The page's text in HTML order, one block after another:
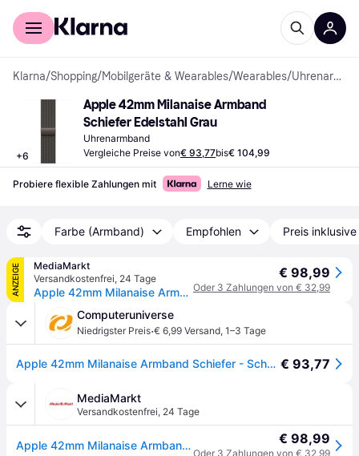
Für Shopper
Klarna/Shopping/Mobilgeräte & Wearables/Wearables/ Uhrenarmbänder
+6
Apple 42mm Milanaise Armband
Schiefer Edelstahl Grau
Uhrenarmband
Vergleiche Preise von€ 93,77bis€ 104,99
Probiere flexible Zahlungen mit Lerne wie
Farbe (Armband) Empfohlen Preis
ANZEIGE
MediaMarkt
Versandkostenfrei, 24 Tage
Apple 42mm Milanaise Armband Schiefer - Grau
€ 98,99
Oder 3 Zahlungen von € 32,99
Computeruniverse
Niedrigster Preis·€ 6,99 Versand, 1–3 Tage
Apple 42mm Milanaise Armband Schiefer - Schwarz € 93,77
MediaMarkt
Versandkostenfrei, 24 Tage
Apple 42mm Milanaise Armband Schiefer - Grau € 98,99
Oder 3 Zahlungen von € 32,99